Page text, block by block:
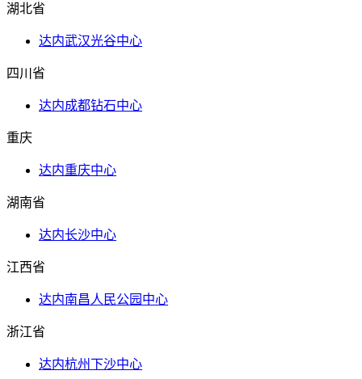
湖北省
达内武汉光谷中心
四川省
达内成都钻石中心
重庆
达内重庆中心
湖南省
达内长沙中心
江西省
达内南昌人民公园中心
浙江省
达内杭州下沙中心